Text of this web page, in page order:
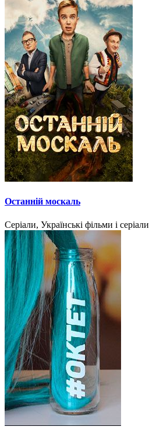
Останній москаль
Серіали, Українські фільми і серіали